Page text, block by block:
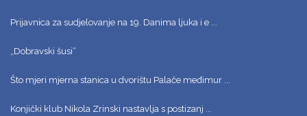
Prijavnica za sudjelovanje na 19. Danima ljuka i e ...
„Dobravski šusi“
Što mjeri mjerna stanica u dvorištu Palače međimur ...
Konjički klub Nikola Zrinski nastavlja s postizanj ...